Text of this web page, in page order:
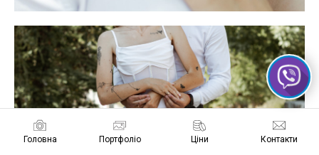
Головна Портфоліо Ціни Контакти